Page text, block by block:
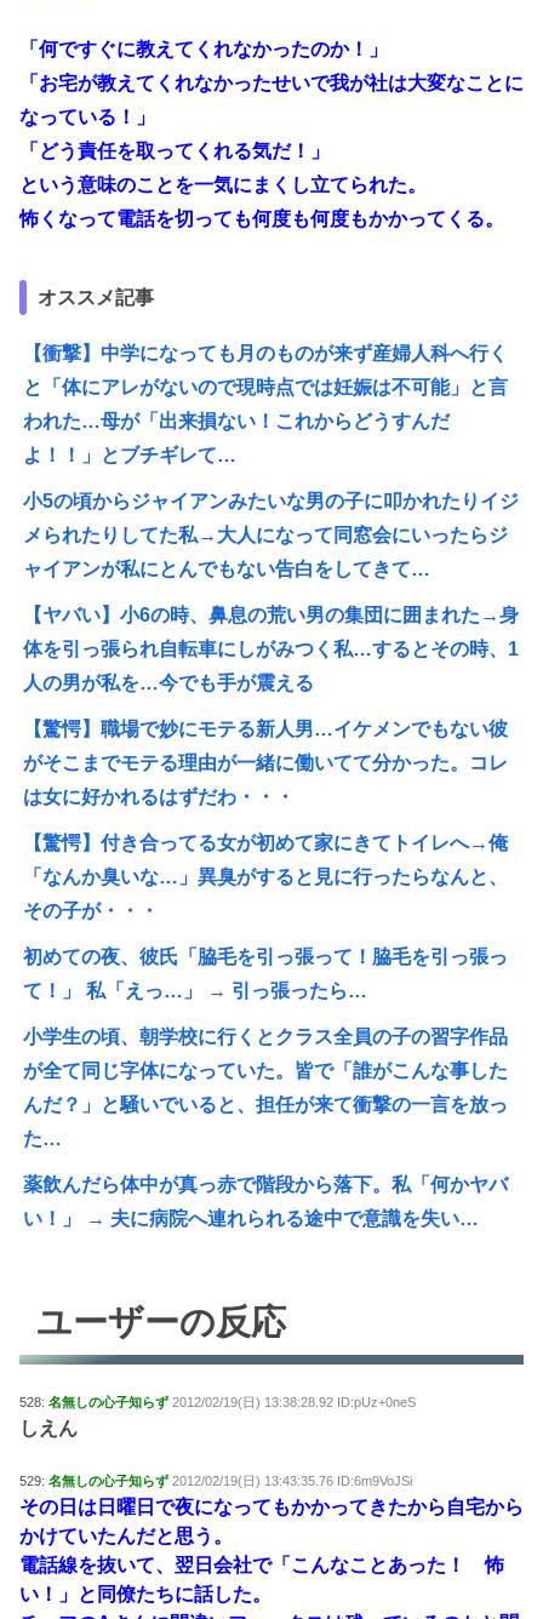
「何ですぐに教えてくれなかったのか！」
「お宅が教えてくれなかったせいで我が社は大変なことに
なっている！」
「どう責任を取ってくれる気だ！」
という意味のことを一気にまくし立てられた。
怖くなって電話を切っても何度も何度もかかってくる。
オススメ記事
【衝撃】中学になっても月のものが来ず産婦人科へ行く
と「体にアレがないので現時点では妊娠は不可能」と言
われた…母が「出来損ない！これからどうすんだ
よ！！」とブチギレて…
小5の頃からジャイアンみたいな男の子に叩かれたりイジ
メられたりしてた私→大人になって同窓会にいったらジ
ャイアンが私にとんでもない告白をしてきて…
【ヤバい】小6の時、鼻息の荒い男の集団に囲まれた→身
体を引っ張られ自転車にしがみつく私…するとその時、1
人の男が私を…今でも手が震える
【驚愕】職場で妙にモテる新人男…イケメンでもない彼
がそこまでモテる理由が一緒に働いてて分かった。コレ
は女に好かれるはずだわ・・・
【驚愕】付き合ってる女が初めて家にきてトイレへ→俺
「なんか臭いな…」異臭がすると見に行ったらなんと、
その子が・・・
初めての夜、彼氏「脇毛を引っ張って！脇毛を引っ張っ
て！」 私「えっ…」 → 引っ張ったら…
小学生の頃、朝学校に行くとクラス全員の子の習字作品
が全て同じ字体になっていた。皆で「誰がこんな事した
んだ？」と騒いでいると、担任が来て衝撃の一言を放っ
た…
薬飲んだら体中が真っ赤で階段から落下。私「何かヤバ
い！」 → 夫に病院へ連れられる途中で意識を失い…
ユーザーの反応
528: 名無しの心子知らず 2012/02/19(日) 13:38:28.92 ID:pUz+0neS
しえん
529: 名無しの心子知らず 2012/02/19(日) 13:43:35.76 ID:6m9VoJSi
その日は日曜日で夜になってもかかってきたから自宅から
かけていたんだと思う。
電話線を抜いて、翌日会社で「こんなことあった！ 怖
い！」と同僚たちに話した。